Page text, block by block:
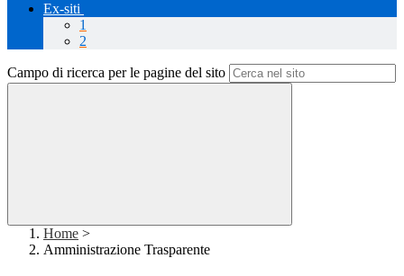
Ex-siti
1
2
Campo di ricerca per le pagine del sito
Home >
Amministrazione Trasparente